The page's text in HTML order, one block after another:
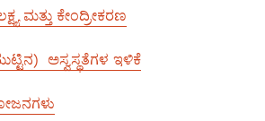
ಮತ್ತು ಕೇಂದ್ರೀಕರಣ
ಅಸ್ವಸ್ಥತೆಗಳ ಇಳಿಕೆ